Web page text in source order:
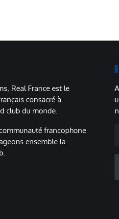
Real France est le
consacré à
club du monde.
francophone
ensemble la